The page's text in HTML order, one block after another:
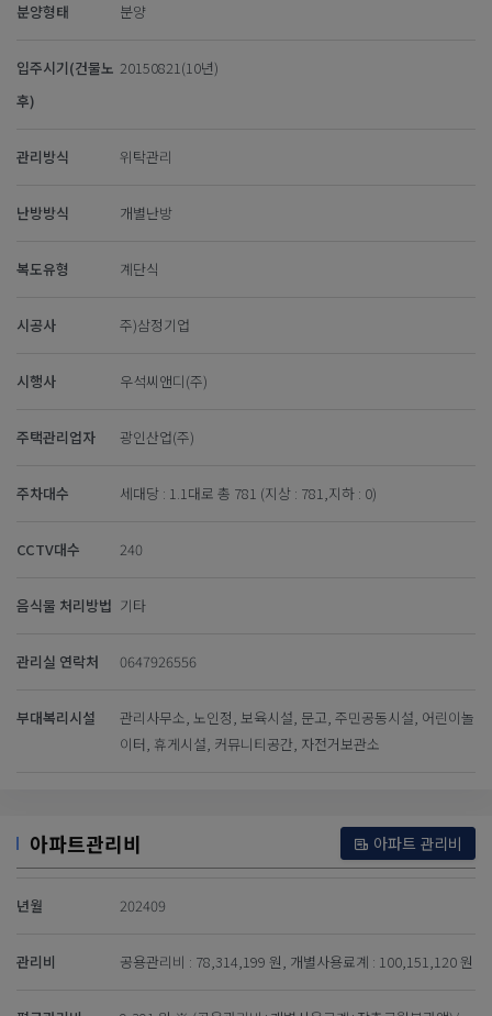
분양형태 분양
입주시기(건물노
후)
20150821(10년)
관리방식 위탁관리
난방방식 개별난방
복도유형 계단식
시공사 주)삼정기업
시행사 우석씨앤디(주)
주택관리업자 광인산업(주)
주차대수 세대당 : 1.1대로 총 781 (지상 : 781,지하 : 0)
CCTV대수 240
음식물 처리방법 기타
관리실 연락처 0647926556
부대복리시설
관리사무소, 노인정, 보육시설, 문고, 주민공동시설, 어린이놀
이터, 휴게시설, 커뮤니티공간, 자전거보관소
아파트관리비 아파트 관리비
년월 202409
관리비 공용관리비 : 78,314,199 원, 개별사용료계 : 100,151,120 원